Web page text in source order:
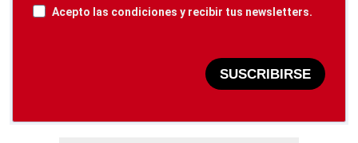
Acepto las condiciones y recibir tus newsletters.
SUSCRIBIRSE